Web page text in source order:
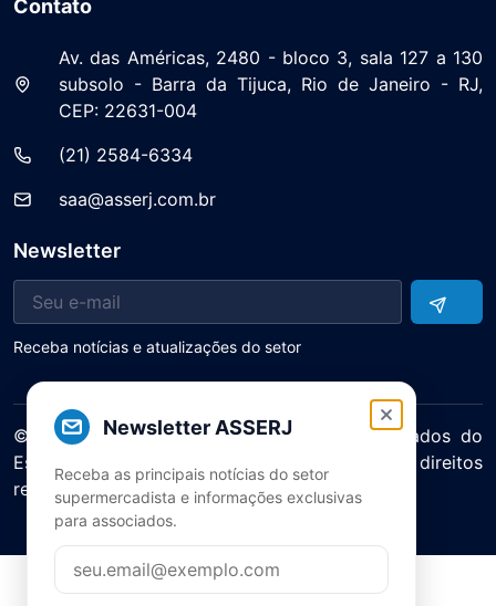
Newsletter ASSERJ
Receba as principais notícias do setor
supermercadista e informações exclusivas
para associados.
Contato
Av. das Américas, 2480 - bloco 3, sala 127 a 130
subsolo - Barra da Tijuca, Rio de Janeiro - RJ,
CEP: 22631-004
(21) 2584-6334
saa@asserj.com.br
Newsletter
Receba notícias e atualizações do setor
© 2025 ASERJ – Associação de Supermercados do
Estado do Rio de Janeiro. Todos os direitos
reservados.
Política de Privacidade Termos de Uso